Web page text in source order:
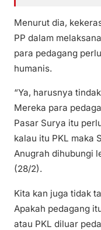
Menurut dia,
PP dalam
para pedagang
humanis.
“Ya, harusnya
Mereka para
Pasar Surya itu
kalau itu PKL maka
Anugrah dihubungi
(28/2).
Kita kan juga tidak
Apakah pedagang
atau PKL diluar